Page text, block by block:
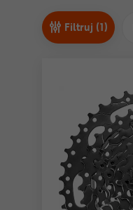
Odżywki
Superoferta
Filtruj (1)